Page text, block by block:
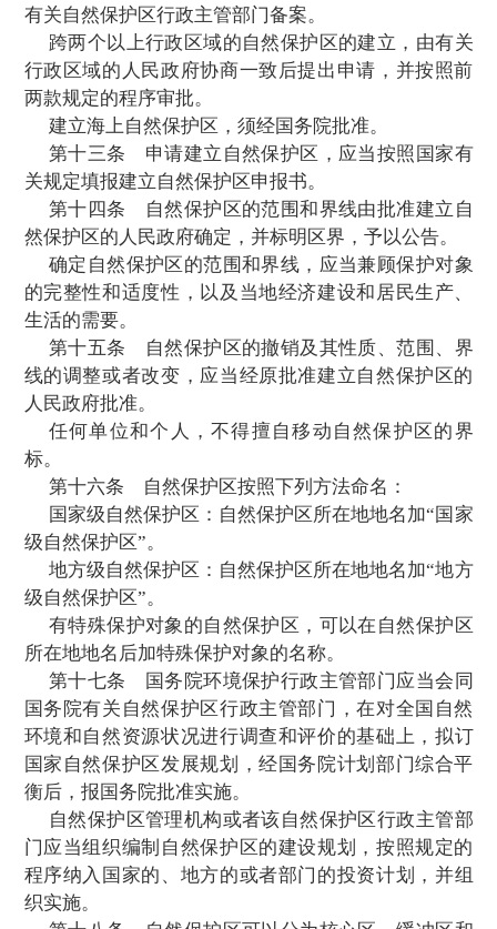
在国内外有典型意义、在科学上有重大
者有特殊科学研究价值的自然保护区，列
然保护区。
除列为国家级自然保护区的外，其他具
或者重要科学研究价值的自然保护区列为
保护区。地方级自然保护区可以分级管理
由国务院有关自然保护区行政主管部门或者
区、直辖市人民政府根据实际情况规定，报
境保护行政主管部门备案。
第十二条国家级自然保护区的建立，
区所在的省、自治区、直辖市人民政府或
关自然保护区行政主 管部门提出申请，经
保护区评审委员会评审后，由国务院环境
管部门进行协调并提出审批建议，报国务院
地方级自然保护区的建立，由自然保
县、自治县、市、自治州人民政府或者省
直辖市人民政府有关自然保护区行政主管
请，经地方级自然保护区评审委员会评审
自治区、直辖市人民政府环境保护行政主
协调并提出审批建议，报省、自治区、直
府批准，并报国务院环境保护行政主管部
有关自然保护区行政主管部门备案。
跨两个以上行政区域的自然保护区的建
行政区域的人民政府协商一致后提出申请
两款规定的程序审批。
建立海上自然保护区，须经国务院批准。